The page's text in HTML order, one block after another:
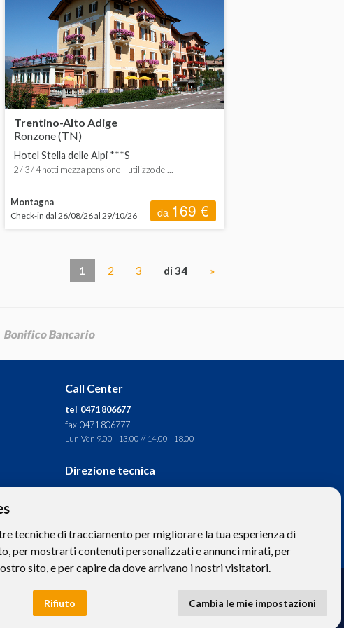
tecniche di tracciamento per migliorare la tua esperienza di
per mostrarti contenuti personalizzati e annunci mirati, per
sito, e per capire da dove arrivano i nostri visitatori.
Rifiuto Cambia le mie impostazioni
Trentino-Alto Adige
Ronzone (TN)
Hotel Stella delle Alpi ***S
2 / 3 / 4 notti mezza pensione + utilizzo del...
Montagna
Check-in dal 26/08/26 al 29/10/26 da 169 €
1 2 3 di 34 »
Call Center
tel 0471 806677
fax 0471 806777
Lun-Ven 9.00 - 13.00 // 14.00 - 18.00
Direzione tecnica
P.IVA: 01652670215
BZ-154275 | ignastoursrl@mail-certificata.org